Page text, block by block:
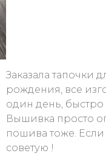
Заказала тапочки
рождения, все
один день,
Вышивка просто
пошива тоже.
советую !